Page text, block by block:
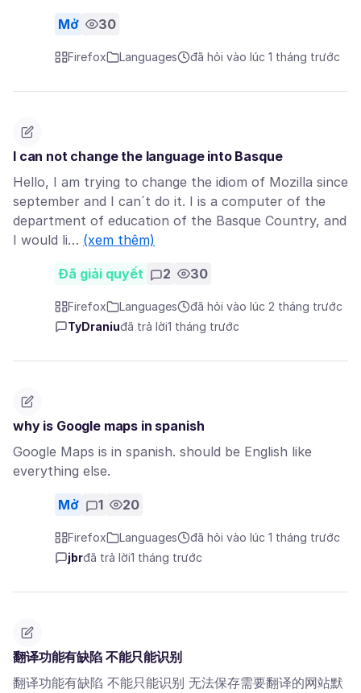
Mở 30
Firefox Languages đã hỏi vào lúc 1 tháng trước
I can not change the language into Basque
Hello, I am trying to change the idiom of Mozilla since
september and I can´t do it. I is a computer of the
department of education of the Basque Country, and
I would li… (xem thêm)
Đã giải quyết 2 30
Firefox Languages
đã hỏi vào lúc 2 tháng trước
TyDraniuđã trả lời1 tháng trước
why is Google maps in spanish
Google Maps is in spanish. should be English like
everything else.
Mở 1 20
Firefox Languages
đã hỏi vào lúc 1 tháng trước
jbrđã trả lời1 tháng trước
翻译功能有缺陷 不能只能识别
翻译功能有缺陷 不能只能识别 无法保存需要翻译的网站默